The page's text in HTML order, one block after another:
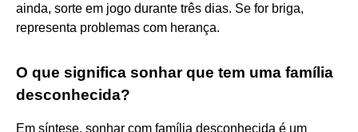
ainda, sorte em jogo durante três dias. Se for briga,
representa problemas com herança.
O que significa sonhar que tem uma família
desconhecida?
Em síntese, sonhar com família desconhecida é um